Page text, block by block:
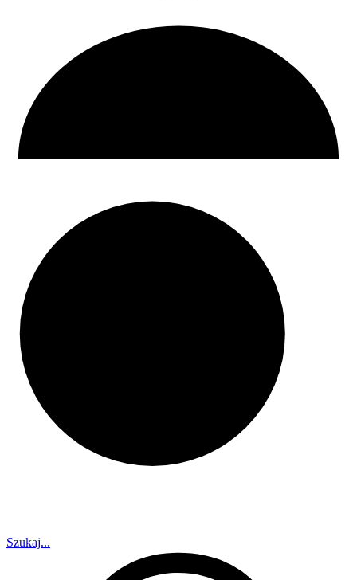
30 dni na zwrot
Szukaj...